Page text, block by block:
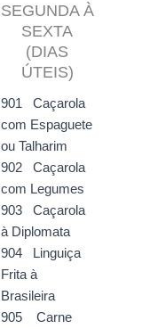
SEGUNDA À
SEXTA
(DIAS
ÚTEIS)
901 Caçarola
com Espaguete
ou Talharim
902 Caçarola
com Legumes
903 Caçarola
à Diplomata
904 Linguiça
Frita à
Brasileira
905 Carne